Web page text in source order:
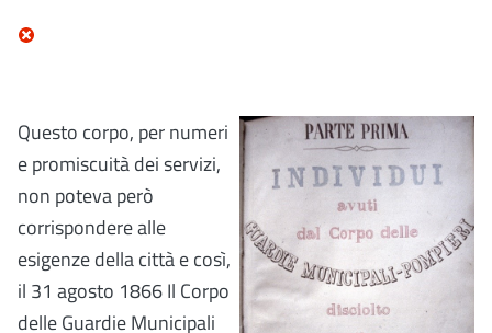
Questo corpo, per numeri
e promiscuità dei servizi,
non poteva però
corrispondere alle
esigenze della città e così,
il 31 agosto 1866 Il Corpo
delle Guardie Municipali